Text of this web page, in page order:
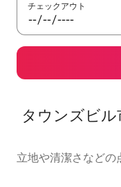
チェックアウト
タウンズビ
立地や清潔さなど